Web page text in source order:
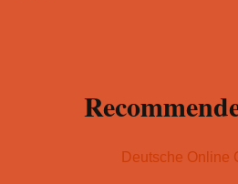
Deutsche Online